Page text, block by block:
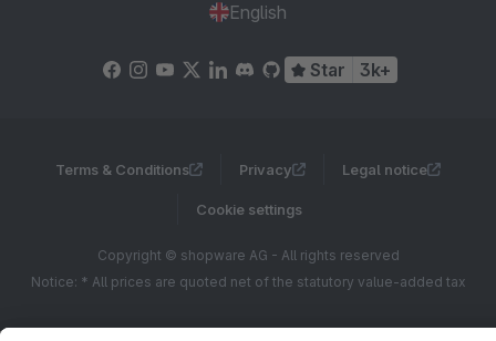
English
Star 3k+
Terms & Conditions Privacy Legal notice
Cookie settings
Copyright © shopware AG - All rights reserved
Notice: * All prices are quoted net of the statutory value-added tax